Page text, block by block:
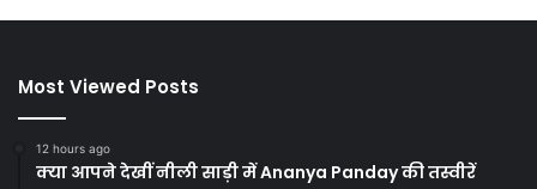
Most Viewed Posts
12 hours ago
क्या आपने देखीं नीली साड़ी में Ananya Panday की तस्वीरें